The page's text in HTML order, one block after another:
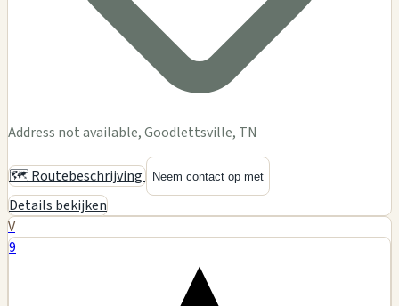
Address not available, Goodlettsville, TN
🗺️ Routebeschrijving Neem contact op met
Details bekijken
V
9